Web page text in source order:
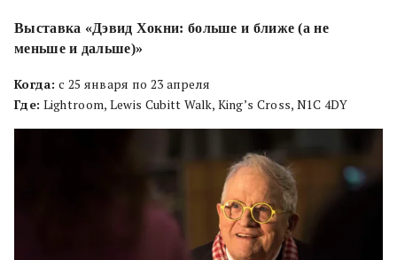
Выставка «Дэвид Хокни: больше и ближе (а не
меньше и дальше)»
Когда:с 25 января по 23 апреля
Где: Lightroom, Lewis Cubitt Walk, King’s Cross, N1C 4DY